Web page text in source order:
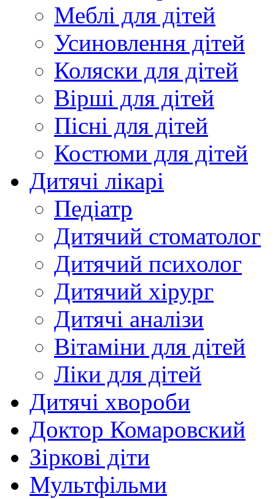
Меблі для дітей
Усиновлення дітей
Коляски для дітей
Вірші для дітей
Пісні для дітей
Костюми для дітей
Дитячі лікарі
Педіатр
Дитячий стоматолог
Дитячий психолог
Дитячий хірург
Дитячі аналізи
Вітаміни для дітей
Ліки для дітей
Дитячі хвороби
Доктор Комаровский
Зіркові діти
Мультфільми